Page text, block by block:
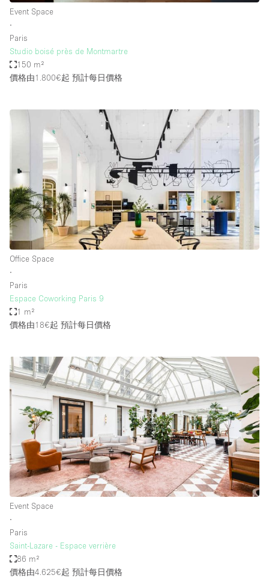
Event Space
∙
Paris
Studio boisé près de Montmartre
150 m²
價格由1.800€起 預計每日價格
Office Space
∙
Paris
Espace Coworking Paris 9
1 m²
價格由18€起 預計每日價格
Event Space
∙
Paris
Saint-Lazare - Espace verrière
86 m²
價格由4.625€起 預計每日價格